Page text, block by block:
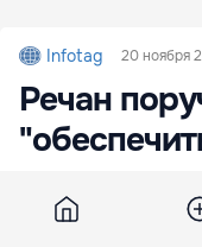
Infotag 20 ноября
Речан